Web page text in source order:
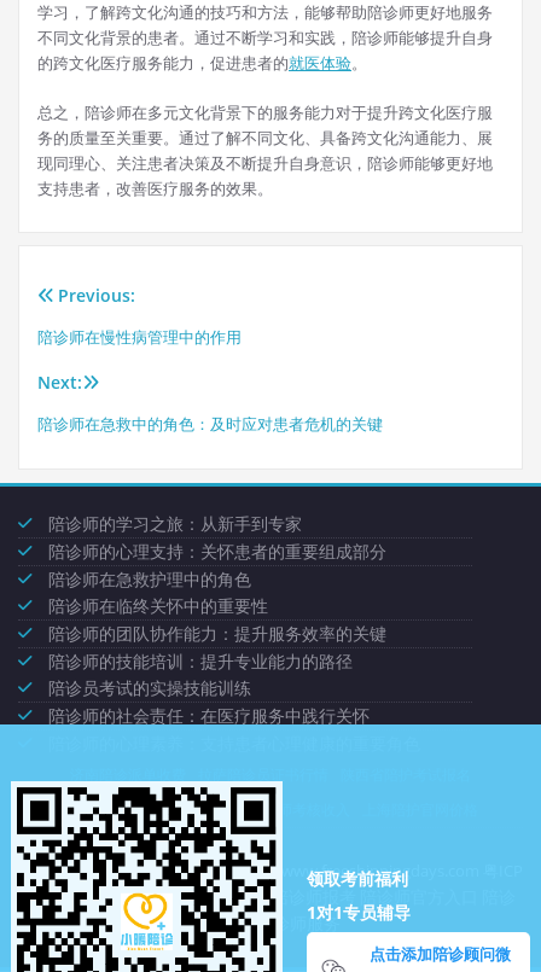
学习，了解跨文化沟通的技巧和方法，能够帮助陪诊师更好地服务
不同文化背景的患者。通过不断学习和实践，陪诊师能够提升自身
的跨文化医疗服务能力，促进患者的就医体验。
总之，陪诊师在多元文化背景下的服务能力对于提升跨文化医疗服
务的质量至关重要。通过了解不同文化、具备跨文化沟通能力、展
现同理心、关注患者决策及不断提升自身意识，陪诊师能够更好地
支持患者，改善医疗服务的效果。
文
章
导
Previous:
陪诊师在慢性病管理中的作用
Next:
陪诊师在急救中的角色：及时应对患者危机的关键
陪诊师的学习之旅：从新手到专家
陪诊师的心理支持：关怀患者的重要组成部分
陪诊师在急救护理中的角色
陪诊师在临终关怀中的重要性
陪诊师的团队协作能力：提升服务效率的关键
陪诊师的技能培训：提升专业能力的路径
陪诊员考试的实操技能训练
陪诊师的社会责任：在医疗服务中践行关怀
襄阳陪护考核什么费用
琼海陪诊师考核收入
深圳市龙岗区绿集社商贸中心 https://www.freeshippingdays.com
备2020086905号-19
陪诊考试报名陪诊师报考
师平台陪诊师服务
领取考前福利
1对1专员辅导